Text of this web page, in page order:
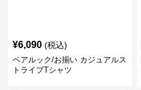
¥6,090 (税込)
ペアルック/お揃い カジュアルス
トライプTシャツ